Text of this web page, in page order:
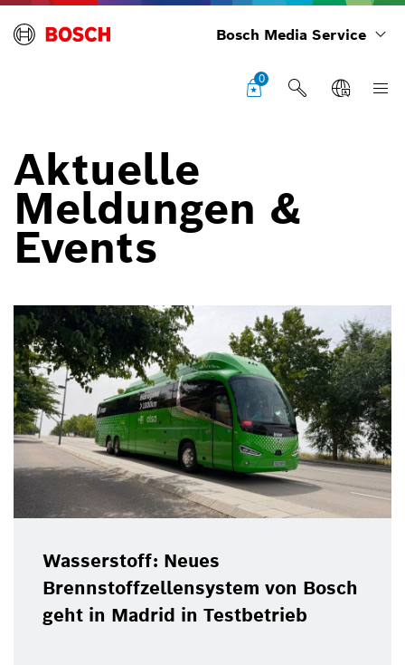
Bosch Media Service
0
Aktuelle
Meldungen &
Events
Wasserstoff: Neues
Brennstoffzellensystem von Bosch
geht in Madrid in Testbetrieb